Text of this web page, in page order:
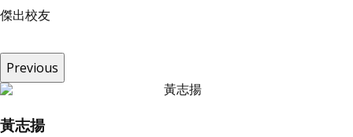
傑出校友
Previous
黃志揚